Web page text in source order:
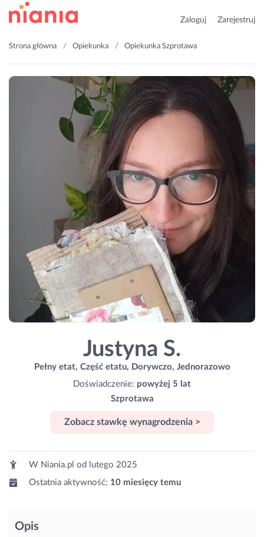
Zaloguj Zarejestruj
Strona główna Opiekunka Opiekunka Szprotawa
Justyna S.
Pełny etat, Część etatu, Dorywczo, Jednorazowo
Doświadczenie: powyżej 5 lat
Szprotawa
Zobacz stawkę wynagrodzenia >
W Niania.pl od
lutego 2025
Ostatnia aktywność: 10 miesięcy temu
Opis